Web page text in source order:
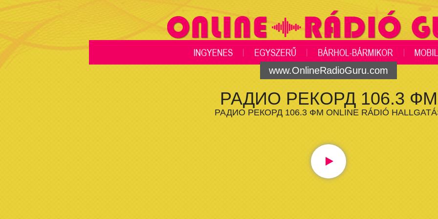
www.OnlineRadioGuru.com
РАДИО РЕКОРД 106.3 ФМ
РАДИО РЕКОРД 106.3 ФМ ONLINE RÁDIÓ